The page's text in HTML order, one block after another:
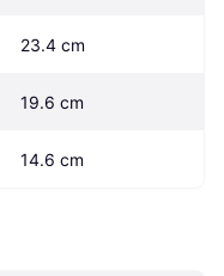
23.4 cm
19.6 cm
14.6 cm